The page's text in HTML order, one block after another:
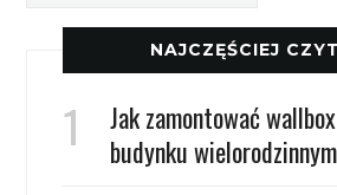
NAJCZĘŚCIEJ
Jak zamontować
budynku